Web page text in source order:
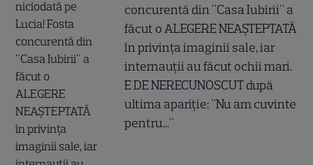
concurentă din "Casa Iubirii" a
făcut o ALEGERE NEAȘTEPTATĂ
în privința imaginii sale, iar
internauții au făcut ochii mari.
E DE NERECUNOSCUT după
ultima apariție: "Nu am cuvinte
pentru..."